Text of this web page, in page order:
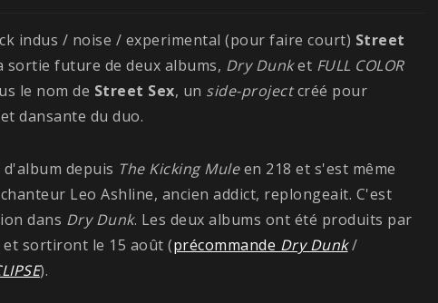
indus / noise / experimental (pour faire court) Street
sortie future de deux albums, Dry Dunket FULL COLOR
le nom de Street Sex, un side-projectcréé pour
dansante du duo.
depuis The Kicking Muleen 218 et s'est même
Leo Ashline, ancien addict, replongeait. C'est
dans Dry Dunk. Les deux albums ont été produits par
et sortiront le 15 août (précommande Dry Dunk/
).